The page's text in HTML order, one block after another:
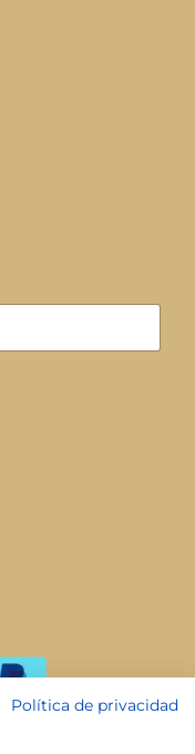
Política de privacidad